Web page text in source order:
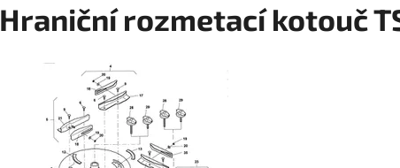
Hraniční rozmetací kotouč